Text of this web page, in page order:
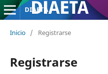
DIAETA
Inicio / Registrarse
Registrarse